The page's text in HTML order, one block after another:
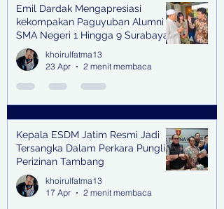
Emil Dardak Mengapresiasi
kekompakan Paguyuban Alumni
SMA Negeri 1 Hingga 9 Surabaya
(Pasmanbaya) dalam Kegiatan
Halal Bihalal
khoirulfatma13
23 Apr
2 menit membaca
Kepala ESDM Jatim Resmi Jadi
Tersangka Dalam Perkara Pungli
Perizinan Tambang
khoirulfatma13
17 Apr
2 menit membaca